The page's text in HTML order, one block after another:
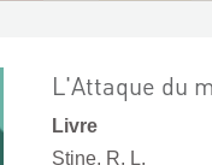
L'Attaque du
Livre
Stine, R. L.